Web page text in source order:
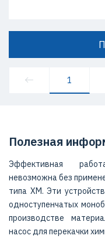
1
Полезная
Эффективная
невозможна без
типа ХМ. Эти
одноступенчатых
производстве
насос для перекачки